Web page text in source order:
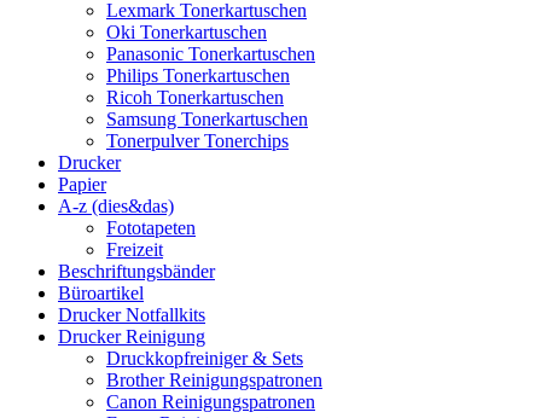
Lexmark Tonerkartuschen
Oki Tonerkartuschen
Panasonic Tonerkartuschen
Philips Tonerkartuschen
Ricoh Tonerkartuschen
Samsung Tonerkartuschen
Tonerpulver Tonerchips
Drucker
Papier
A-z (dies&das)
Fototapeten
Freizeit
Beschriftungsbänder
Büroartikel
Drucker Notfallkits
Drucker Reinigung
Druckkopfreiniger & Sets
Brother Reinigungspatronen
Canon Reinigungspatronen